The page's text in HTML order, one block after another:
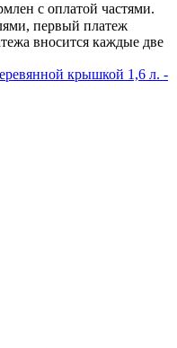
с оплатой частями.
первый платеж
вносится каждые две
крышкой 1,6 л. -